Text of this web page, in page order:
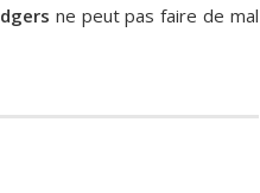
ne peut pas faire de mal